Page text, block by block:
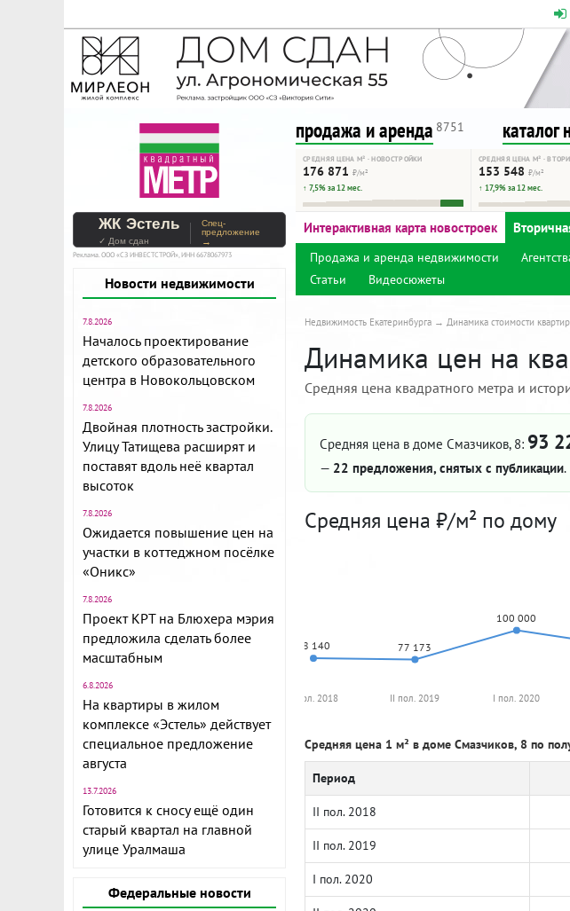
На Метре реклама - только нормальная.
Помогайте независимому ресурсу, как
продажа и аренда 8751 каталог
СРЕДНЯЯ ЦЕНА М² · НОВОСТРОЙКИ
176 871 ₽/м²
↑ 7,5% за 12 мес.
СРЕДНЯЯ ЦЕНА М² ·
153 548 ₽/м²
↑ 17,9% за 12 мес.
ЖК Эстель
✓ Дом сдан
Спец-
предложение
→
Реклама. ООО «СЗ ИНВЕСТСТРОЙ», ИНН 6678067973
Новости недвижимости
7.8.2026
Началось проектирование
детского образовательного
центра в Новокольцовском
7.8.2026
Двойная плотность застройки.
Улицу Татищева расширят и
поставят вдоль неё квартал
высоток
7.8.2026
Ожидается повышение цен на
участки в коттеджном посёлке
«Оникс»
7.8.2026
Проект КРТ на Блюхера мэрия
предложила сделать более
масштабным
6.8.2026
На квартиры в жилом
комплексе «Эстель» действует
специальное предложение
августа
13.7.2026
Готовится к сносу ещё один
старый квартал на главной
улице Уралмаша
Федеральные новости
Интерактивная карта новостроек
Продажа и аренда недвижимости
Статьи
Видеосюжеты
Недвижимость Екатеринбурга Динамика стоимости
Динамика цен на
Средняя цена квадратного метра и
Средняя цена в доме Смазчиков, 8: 93
— 22 предложения, снятых с публикации.
Средняя цена ₽/м² по дому
78 140 77 173
100 000
II пол. 2018 II пол. 2019 I пол. 2020
Средняя цена 1 м² в доме Смазчиков, 8 по
Период
II пол. 2018
II пол. 2019
I пол. 2020